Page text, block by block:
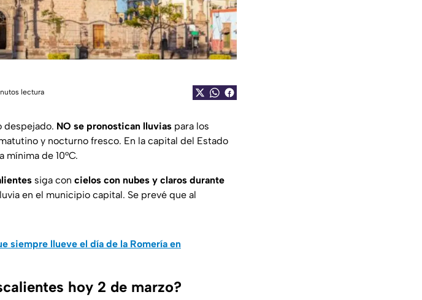
lectura
despejado. NO se pronostican lluvias para los
y nocturno fresco. En la capital del Estado
mínima de 10°C.
siga con cielos con nubes y claros durante
en el municipio capital. Se prevé que al
siempre llueve el día de la Romería en
hoy 2 de marzo?